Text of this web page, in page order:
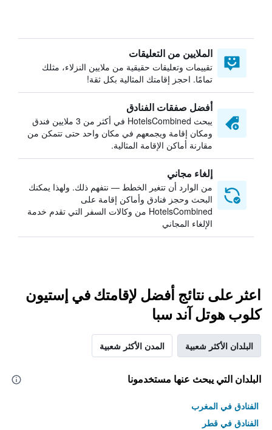
الملايين من التعليقات
تقييمات وتعليقات حقيقية من ملايين النزلاء، مثلك
تمامًا. احجز إقامتك المثالية بكل ثقة!
أفضل صفقات الفنادق
يبحث HotelsCombined في أكثر من 3 ملايين فندق
ومكان إقامة ويجمعهم في مكان واحد حتى تتمكن من
مقارنة أماكن الإقامة المثالية.
إلغاء مجاني
من الوارد أن تتغير الخطط — نتفهم ذلك. ولهذا يمكنك
البحث وحجز فنادق وأماكن إقامة على
HotelsCombined من وكالات السفر التي تقدم خدمة
الإلغاء المجاني
اعثر على نتائج أفضل لإقامتك في إستيون
كلوب هوتل آند سبا
البلدان الأكثر شعبية المدن الأكثر شعبية
البلدان التي يبحث عنها مستخدمونا
الفنادق في المغرب
الفنادق في قطر